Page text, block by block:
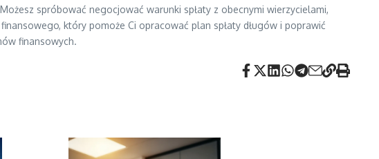
spróbować negocjować warunki spłaty z obecnymi wierzycielami,
który pomoże Ci opracować plan spłaty długów i poprawić
finansowych.